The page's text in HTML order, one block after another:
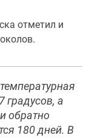
отметил и
градусов, а
обратно
180 дней. В